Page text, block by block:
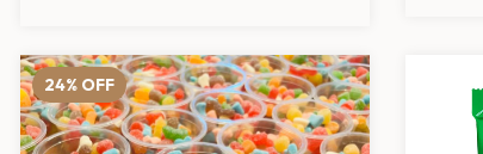
24% OFF